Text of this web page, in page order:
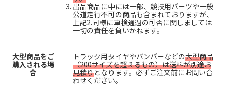
出品商品に中には一部、競技用パーツや一般
公道走行不可の商品も含まれておりますが、
上記2.同様に車検通過の可否に関しましては
一切の責任を負いかねます。
大型商品をご
購入される場
合
トラック用タイヤやバンパーなどの大型商品
（200サイズを超えるもの）は送料が別途お
見積りとなります。必ずご注文前にお問い合
わせください。